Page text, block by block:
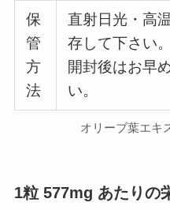
保
管
方
法
直射日光・高
存して下さい。
開封後はお早
い。
オリーブ葉エキ
1粒 577mg あたりの